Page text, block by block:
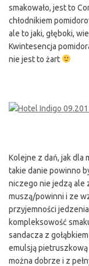
smakowało, jest to
chłodnikiem
ale to jaki, głęboki,
Kwintesencja
nie jest to żart
Kolejne z dań, jak dla
takie danie powinno
niczego nie jedzą ale
muszą/powinni i ze
przyjemności
kompleksowość
sandacza z
emulsją pietruszkową
można dobrze i z